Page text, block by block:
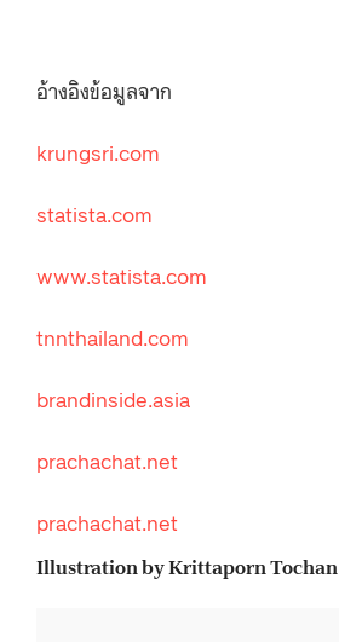
อ้างอิงข้อมูลจาก
krungsri.com
statista.com
www.statista.com
tnnthailand.com
brandinside.asia
prachachat.net
prachachat.net
Illustration by Krittaporn Tochan